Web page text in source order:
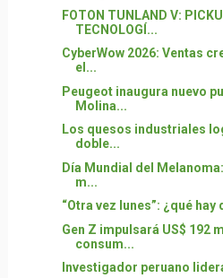
FOTON TUNLAND V:
TECNOLOGÍ...
CyberWow 2026: Ventas
el...
Peugeot inaugura nuevo
Molina...
Los quesos industriales
doble...
Día Mundial del
m...
“Otra vez lunes”: ¿qué
Gen Z impulsará US$ 192
consum...
Investigador peruano